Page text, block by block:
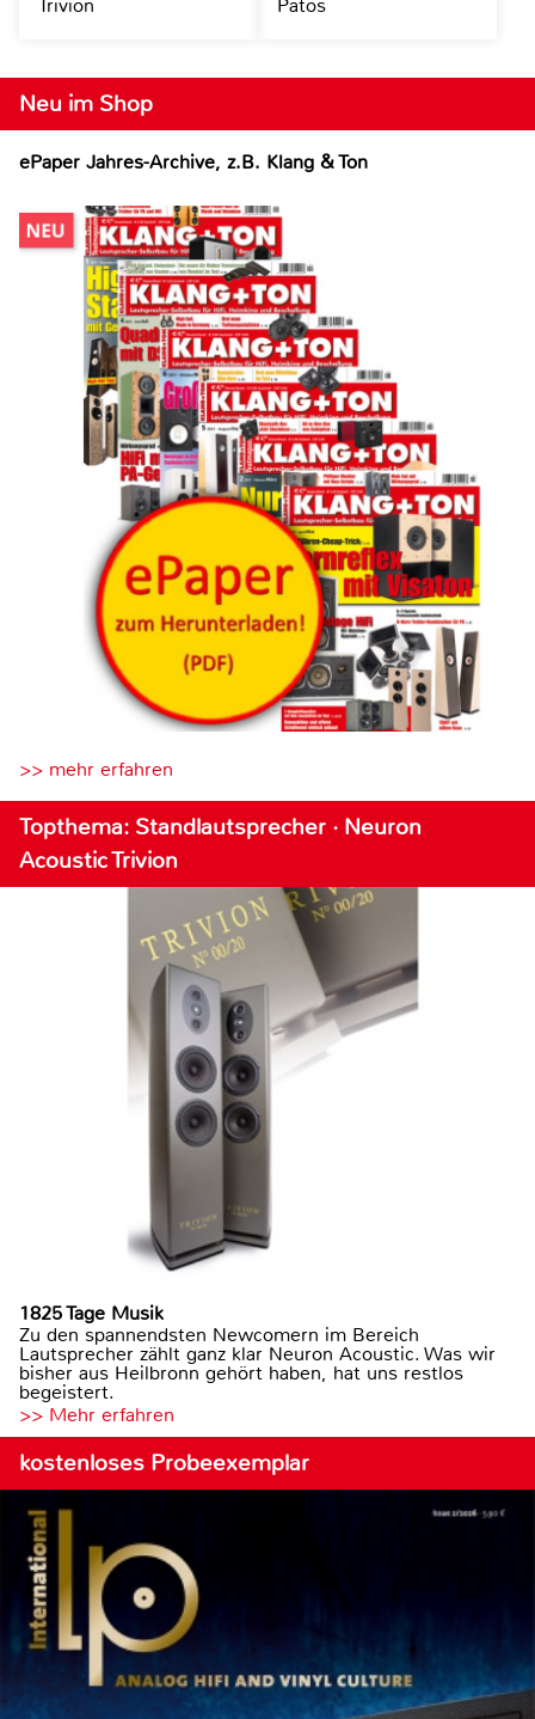
Neu im Shop
ePaper Jahres-Archive, z.B. Klang & Ton
>> mehr erfahren
Topthema: Standlautsprecher · Neuron
Acoustic Trivion
1825 Tage Musik
Zu den spannendsten Newcomern im Bereich
Lautsprecher zählt ganz klar Neuron Acoustic. Was wir
bisher aus Heilbronn gehört haben, hat uns restlos
begeistert.
>> Mehr erfahren
kostenloses Probeexemplar
Trivion Patos